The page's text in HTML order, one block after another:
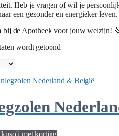
Heb je vragen of wil je
een gezonder en energieker leven.
bij de Apotheek voor jouw welzijn!
wordt getoond
met korting